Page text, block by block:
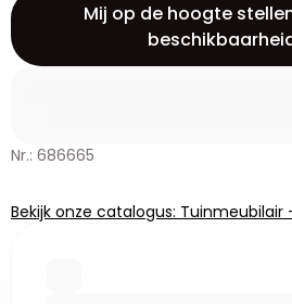
Mij op de hoogte
Nr.: 686665
Bekijk onze catalogus: Tuinmeubilair